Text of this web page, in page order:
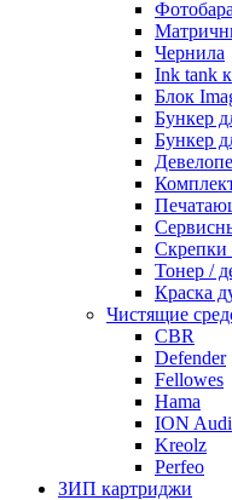
Чернила
Ink tank
Блок
Бункер
Бункер
Скрепки
Тонер /
Краска
Чистящие
CBR
Defender
Fellowes
Hama
ION
Kreolz
Perfeo
ЗИП картриджи